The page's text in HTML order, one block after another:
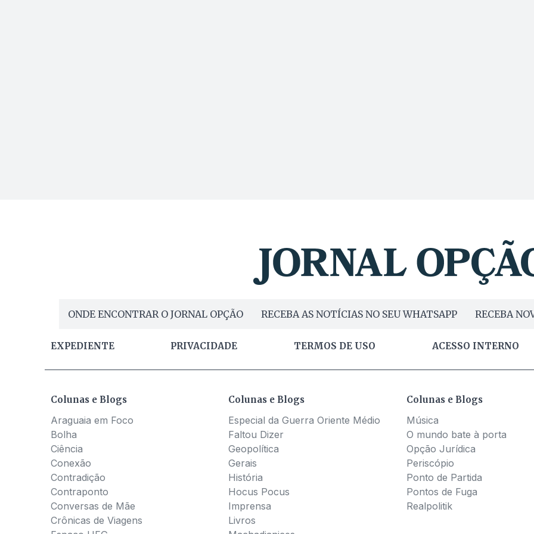
ONDE ENCONTRAR O JORNAL OPÇÃO RECEBA AS NOTÍCIAS NO SEU WHATSAPP RECEBA
EXPEDIENTE PRIVACIDADE TERMOS DE USO ACESSO INTERNO
Colunas e Blogs
Araguaia em Foco
Bolha
Ciência
Conexão
Contradição
Contraponto
Conversas de Mãe
Crônicas de Viagens
Colunas e Blogs
Especial da Guerra Oriente Médio
Faltou Dizer
Geopolítica
Gerais
História
Hocus Pocus
Imprensa
Livros
Colunas e Blogs
Música
O mundo bate à porta
Opção Jurídica
Periscópio
Ponto de Partida
Pontos de Fuga
Realpolitik